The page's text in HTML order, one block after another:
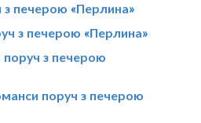
з печерою «Перлина»
з печерою «Перлина»
поруч з печерою
поруч з печерою